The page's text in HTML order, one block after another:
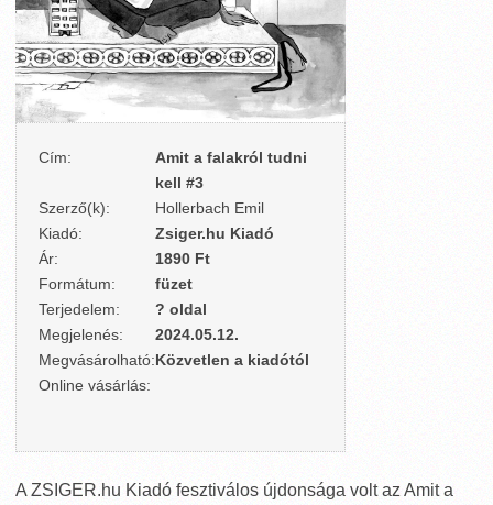
Cím:
Amit a falakról tudni
kell #3
Szerző(k):
Hollerbach Emil
Kiadó:
Zsiger.hu Kiadó
Ár:
1890 Ft
Formátum:
füzet
Terjedelem:
? oldal
Megjelenés:
2024.05.12.
Megvásárolható:Közvetlen a kiadótól
Online vásárlás:
A ZSIGER.hu Kiadó fesztiválos újdonsága volt az Amit a